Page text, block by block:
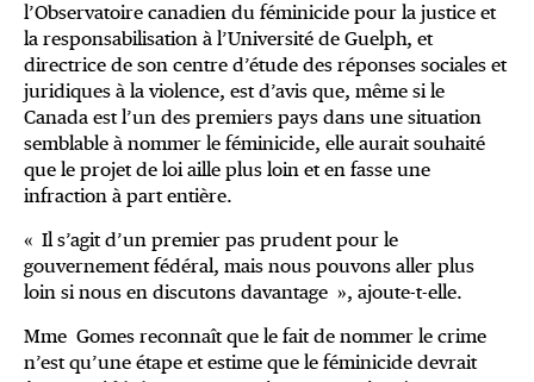
l’Observatoire canadien du féminicide pour la justice et
la responsabilisation à l’Université de Guelph, et
directrice de son centre d’étude des réponses sociales et
juridiques à la violence, est d’avis que, même si le
Canada est l’un des premiers pays dans une situation
semblable à nommer le féminicide, elle aurait souhaité
que le projet de loi aille plus loin et en fasse une
infraction à part entière.
« Il s’agit d’un premier pas prudent pour le
gouvernement fédéral, mais nous pouvons aller plus
loin si nous en discutons davantage », ajoute-t-elle.
Mme Gomes reconnaît que le fait de nommer le crime
n’est qu’une étape et estime que le féminicide devrait